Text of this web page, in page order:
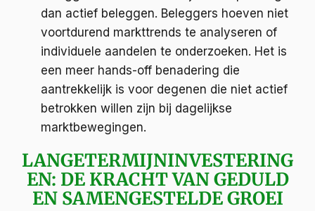
dan actief beleggen. Beleggers hoeven niet
voortdurend markttrends te analyseren of
individuele aandelen te onderzoeken. Het is
een meer hands-off benadering die
aantrekkelijk is voor degenen die niet actief
betrokken willen zijn bij dagelijkse
marktbewegingen.
LANGETERMIJNINVESTERING
EN: DE KRACHT VAN GEDULD
EN SAMENGESTELDE GROEI